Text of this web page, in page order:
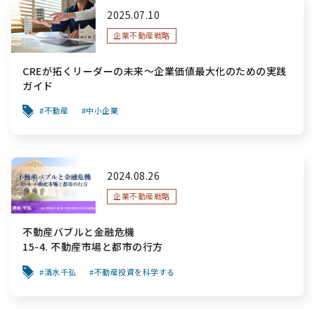
2025.07.10
企業不動産戦略
CREが拓くリーダーの未来～企業価値最大化のための実践
ガイド
不動産 中小企業
2024.08.26
企業不動産戦略
不動産バブルと金融危機
15-4. 不動産市場と都市の行方
清水千弘 不動産投資を科学する